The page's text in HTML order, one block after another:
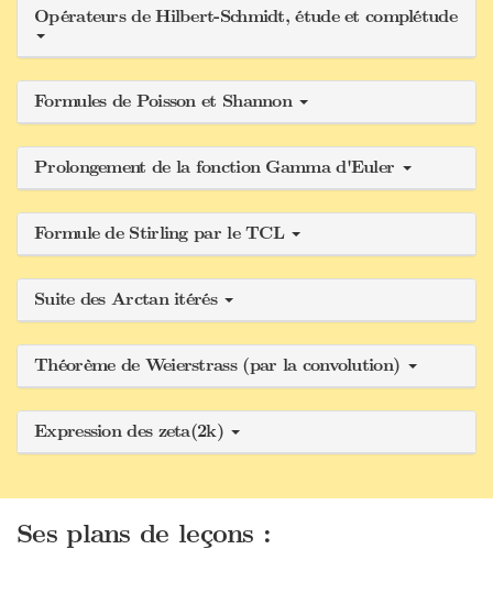
Opérateurs de Hilbert-Schmidt, étude et complétude
Formules de Poisson et Shannon
Prolongement de la fonction Gamma d'Euler
Formule de Stirling par le TCL
Suite des Arctan itérés
Théorème de Weierstrass (par la convolution)
Expression des zeta(2k)
Ses plans de leçons :